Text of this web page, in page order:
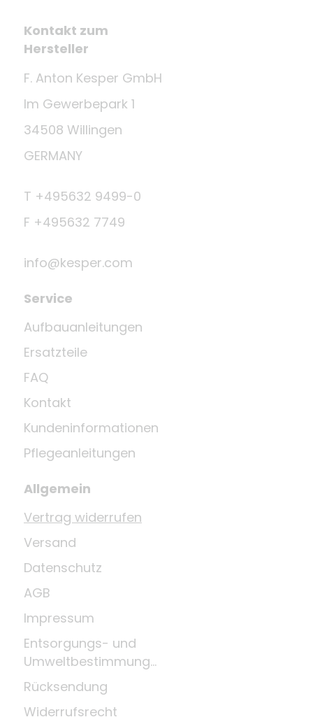
Kontakt zum
Hersteller
F. Anton Kesper GmbH
Im Gewerbepark 1
34508 Willingen
GERMANY
T +495632 9499-0
F +495632 7749
info@kesper.com
Service
Aufbauanleitungen
Ersatzteile
FAQ
Kontakt
Kundeninformationen
Pflegeanleitungen
Allgemein
Vertrag widerrufen
Versand
Datenschutz
AGB
Impressum
Entsorgungs- und
Umweltbestimmungen
Rücksendung
Widerrufsrecht